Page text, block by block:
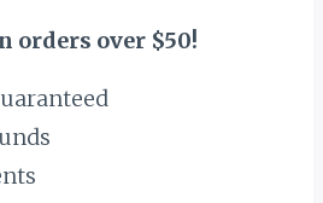
orders over $50!